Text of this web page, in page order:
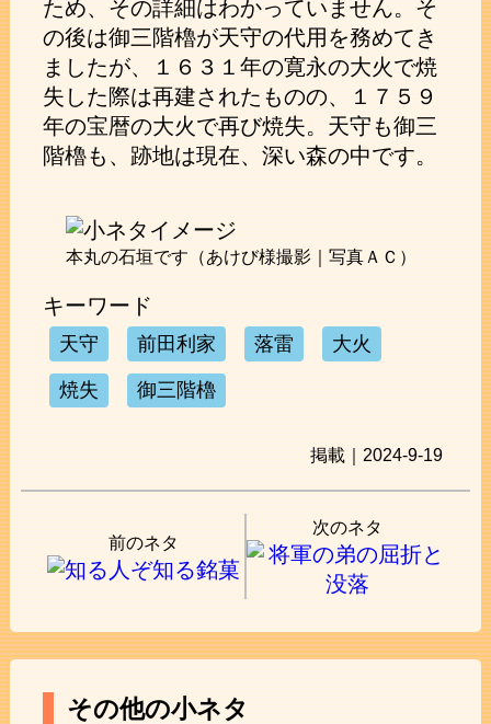
ため、その詳細はわかっていません。そ
の後は御三階櫓が天守の代用を務めてき
ましたが、１６３１年の寛永の大火で焼
失した際は再建されたものの、１７５９
年の宝暦の大火で再び焼失。天守も御三
階櫓も、跡地は現在、深い森の中です。
本丸の石垣です（あけび様撮影｜写真ＡＣ）
キーワード
天守 前田利家 落雷 大火
焼失 御三階櫓
掲載｜2024-9-19
前のネタ
次のネタ
その他の小ネタ